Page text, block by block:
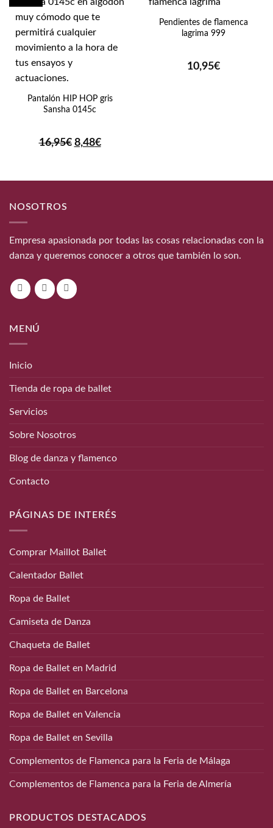
Pantalón HIP HOP gris
Sansha 0145c
16,95€ El
8,48€El
Pendientes de flamenca
lagrima 999
10,95€
NOSOTROS
Empresa apasionada por todas las cosas relacionadas con la
danza y queremos conocer a otros que también lo son.
MENÚ
Inicio
Tienda de ropa de ballet
Servicios
Sobre Nosotros
Blog de danza y flamenco
Contacto
PÁGINAS DE INTERÉS
Comprar Maillot Ballet
Calentador Ballet
Ropa de Ballet
Camiseta de Danza
Chaqueta de Ballet
Ropa de Ballet en Madrid
Ropa de Ballet en Barcelona
Ropa de Ballet en Valencia
Ropa de Ballet en Sevilla
Complementos de Flamenca para la Feria de Málaga
Complementos de Flamenca para la Feria de Almería
PRODUCTOS DESTACADOS